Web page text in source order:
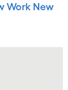
Work New